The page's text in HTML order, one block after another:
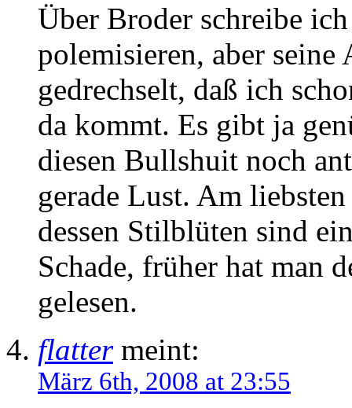
Über Broder schreibe
polemisieren, aber
gedrechselt, daß ich
da kommt. Es gibt ja
diesen Bullshuit noch
gerade Lust. Am
dessen Stilblüten sind
Schade, früher hat man
gelesen.
flattermeint:
März 6th, 2008 at 23:55